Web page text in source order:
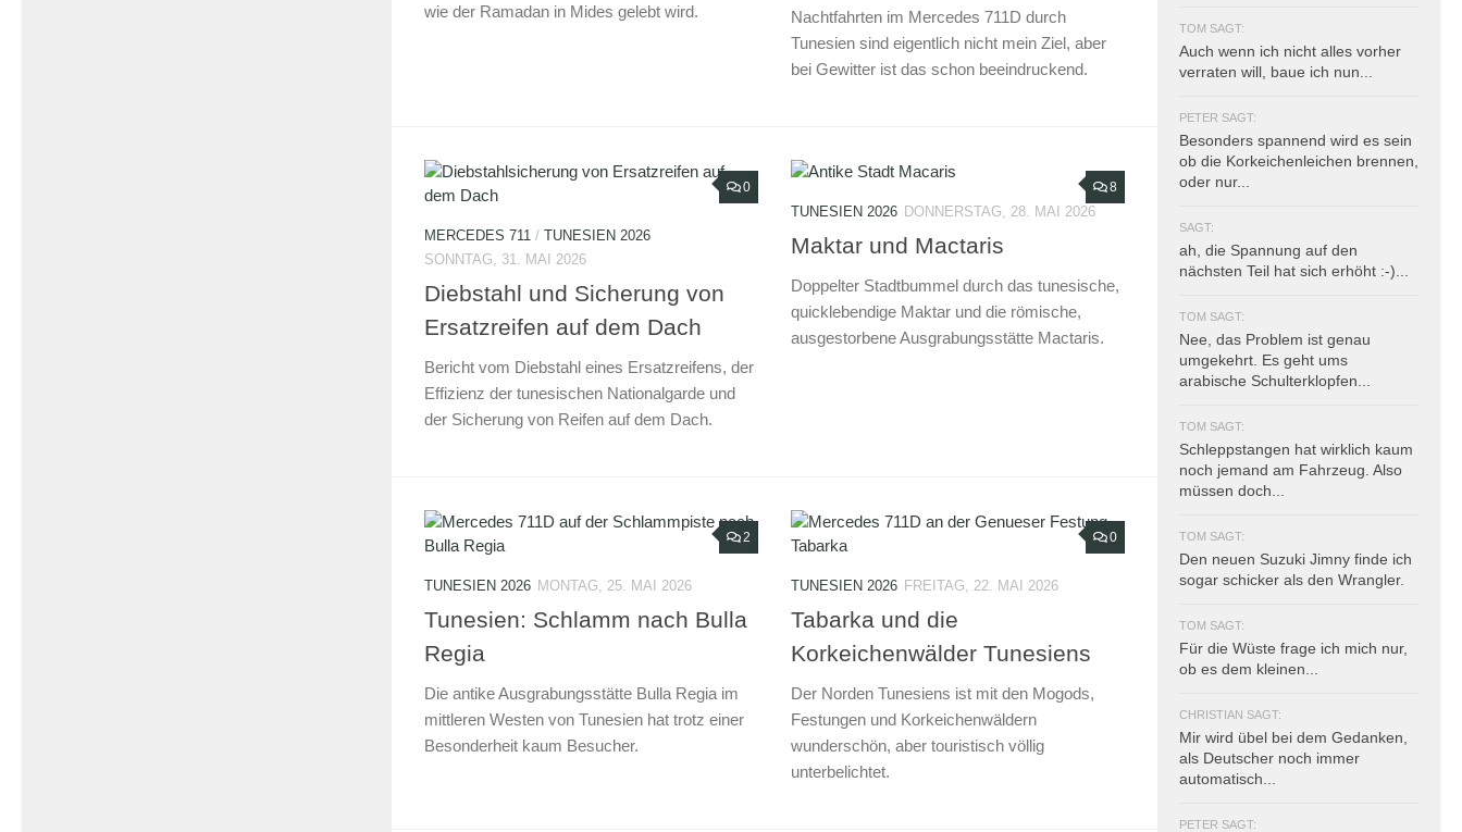
wie der Ramadan in Mides gelebt wird.
Nachtfahrten im Mercedes 711D durch
Tunesien sind eigentlich nicht mein Ziel, aber
bei Gewitter ist das schon beeindruckend.
0
MERCEDES 711 / TUNESIEN 2026
SONNTAG, 31. MAI 2026
Diebstahl und Sicherung von
Ersatzreifen auf dem Dach
Bericht vom Diebstahl eines Ersatzreifens, der
Effizienz der tunesischen Nationalgarde und
der Sicherung von Reifen auf dem Dach.
8
TUNESIEN 2026 DONNERSTAG, 28. MAI 2026
Maktar und Mactaris
Doppelter Stadtbummel durch das tunesische,
quicklebendige Maktar und die römische,
ausgestorbene Ausgrabungsstätte Mactaris.
2
TUNESIEN 2026 MONTAG, 25. MAI 2026
Tunesien: Schlamm nach Bulla
Regia
Die antike Ausgrabungsstätte Bulla Regia im
mittleren Westen von Tunesien hat trotz einer
Besonderheit kaum Besucher.
0
TUNESIEN 2026 FREITAG, 22. MAI 2026
Tabarka und die
Korkeichenwälder Tunesiens
Der Norden Tunesiens ist mit den Mogods,
Festungen und Korkeichenwäldern
wunderschön, aber touristisch völlig
unterbelichtet.
TOM SAGT:
Auch wenn ich nicht alles vorher
verraten will, baue ich nun...
PETER SAGT:
Besonders spannend wird es sein
ob die Korkeichenleichen brennen,
oder nur...
SAGT:
ah, die Spannung auf den
nächsten Teil hat sich erhöht :-)...
TOM SAGT:
Nee, das Problem ist genau
umgekehrt. Es geht ums
arabische Schulterklopfen...
TOM SAGT:
Schleppstangen hat wirklich kaum
noch jemand am Fahrzeug. Also
müssen doch...
TOM SAGT:
Den neuen Suzuki Jimny finde ich
sogar schicker als den Wrangler.
TOM SAGT:
Für die Wüste frage ich mich nur,
ob es dem kleinen...
CHRISTIAN SAGT:
Mir wird übel bei dem Gedanken,
als Deutscher noch immer
automatisch...
PETER SAGT: